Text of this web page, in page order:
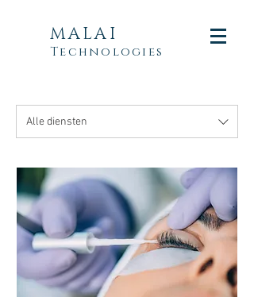
MALAI
Technologies
Alle diensten